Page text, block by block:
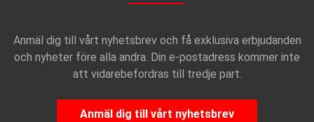
Anmäl dig till vårt nyhetsbrev och få exklusiva erbjudanden
och nyheter före alla andra. Din e-postadress kommer inte
att vidarebefordras till tredje part.
Anmäl dig till vårt nyhetsbrev